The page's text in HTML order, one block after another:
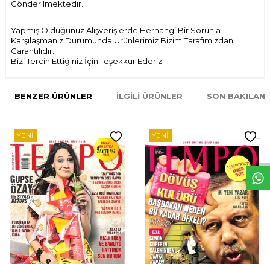
W
h
t
s
p
p
D
e
s
e
H
a
t
t
Gönderilmektedir.
Yapmış Olduğunuz Alışverişlerde Herhangi Bir Sorunla
Karşılaşmanız Durumunda Ürünlerimiz Bizim Tarafımızdan
Garantilidir.
Bizi Tercih Ettiğiniz İçin Teşekkür Ederiz.
BENZER ÜRÜNLER İLGILI ÜRÜNLER SON
YENI YENI